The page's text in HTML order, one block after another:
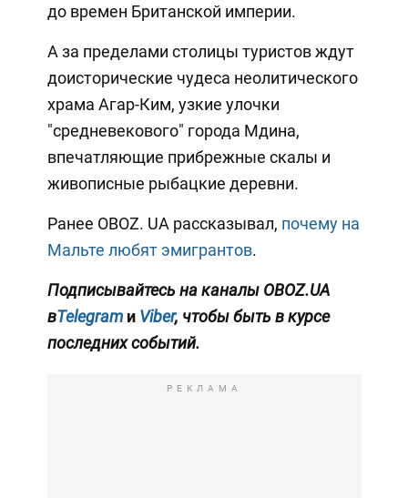
до времен Британской империи.
А за пределами столицы туристов ждут
доисторические чудеса неолитического
храма Агар-Ким, узкие улочки
"средневекового" города Мдина,
впечатляющие прибрежные скалы и
живописные рыбацкие деревни.
Ранее OBOZ. UA рассказывал, почему на
Мальте любят эмигрантов.
Подписывайтесь на каналы OBOZ.UA
вTelegramи Viber, чтобы быть в курсе
последних событий.
РЕКЛАМА